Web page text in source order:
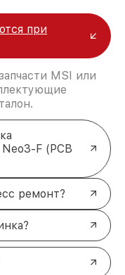
при
MSI или
F (PCB
ремонт?